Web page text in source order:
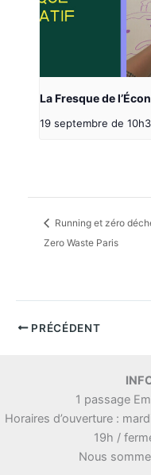
La Fresque de
19 septembre de
Running et zéro
Zero Waste Paris
PRÉCÉDENT
1 passage
Horaires d’ouverture :
19h /
Nous